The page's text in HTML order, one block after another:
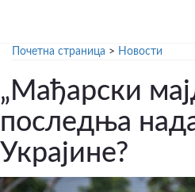
Почетна страница > Новости
„Мађарски
последња
Украјине?